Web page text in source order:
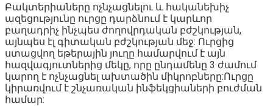
Բակտերիաները ոչնչացնելու և հականեխիչ
ազեցությունը ուրցը դարձնում է կարևոր
բաղադրիչ ինչպես ժողովրդական բժշկության,
այնպես էլ գիտական բժշկության մեջ: Ուրցից
ստացվող եթերային յուղը համարվում է այն
հազվագյուտներից մեկը, որը ընդամենը 3 ժամում
կարող է ոչնչացնել ախտածին միկրոբները:Ուրցը
կիրառվում է շնչառական ինֆեկցիաների բուժման
համար: